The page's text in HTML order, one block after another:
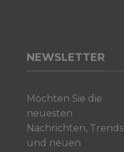
NEWSLETTER
Möchten Sie die
neuesten
Nachrichten, Trends
und neuen